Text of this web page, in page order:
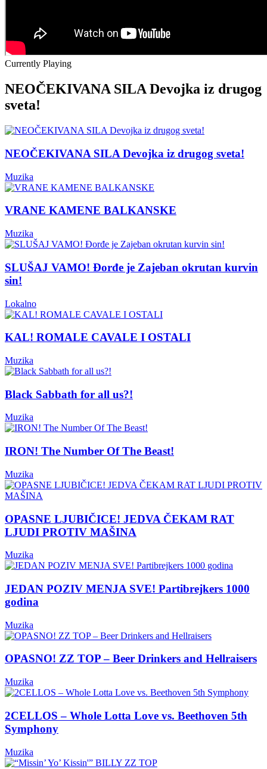
Currently Playing
NEOČEKIVANA SILA Devojka iz drugog
sveta!
NEOČEKIVANA SILA Devojka iz drugog sveta!
Muzika
VRANE KAMENE BALKANSKE
Muzika
SLUŠAJ VAMO! Đorđe je Zajeban okrutan kurvin
sin!
Lokalno
KAL! ROMALE CAVALE I OSTALI
Muzika
Black Sabbath for all us?!
Muzika
IRON! The Number Of The Beast!
Muzika
OPASNE LJUBIČICE! JEDVA ČEKAM RAT
LJUDI PROTIV MAŠINA
Muzika
JEDAN POZIV MENJA SVE! Partibrejkers 1000
godina
Muzika
OPASNO! ZZ TOP – Beer Drinkers and Hellraisers
Muzika
2CELLOS – Whole Lotta Love vs. Beethoven 5th
Symphony
Muzika